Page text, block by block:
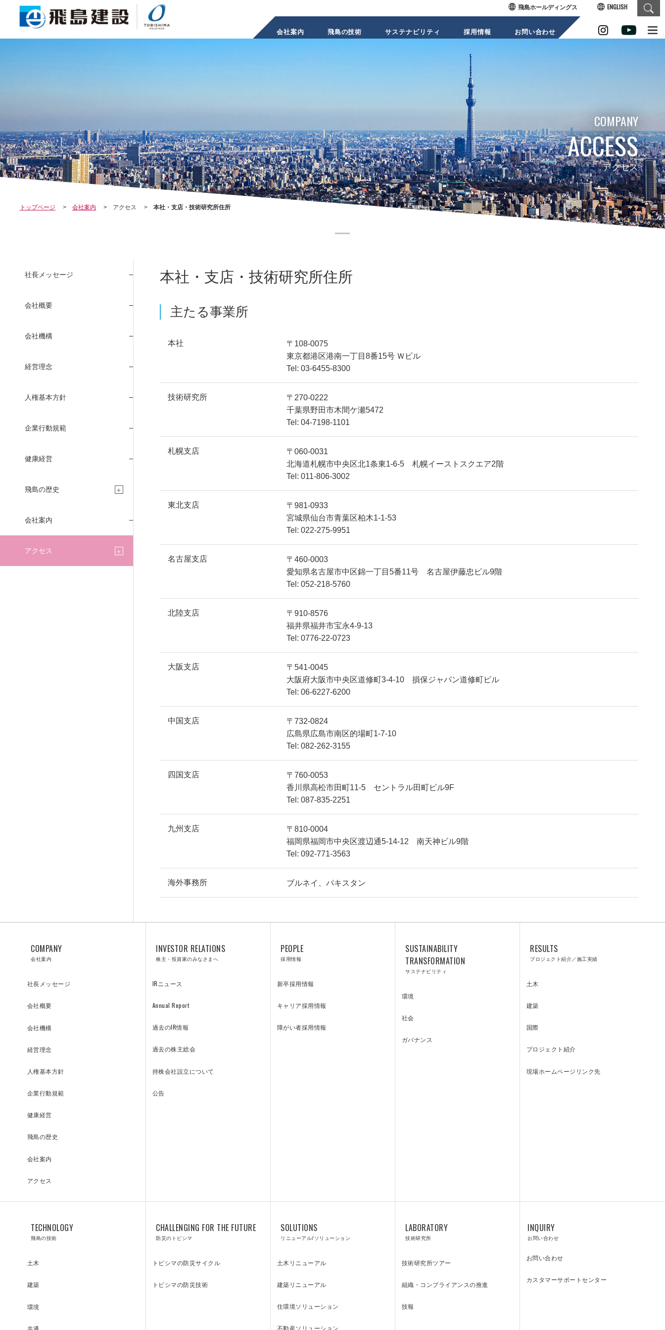
会社案内 飛島の技術 サステナビリティ 採用情報 お問い合わせ
飛島ホールディングス ENGLISH
COMPANY
会社案内
INVESTOR
RELATIONS
SUSTAINABI
LITY
TRANSFOR
CONCIERGE PEOPLE
ANTARCTIC
A
飛島╳南極
TECHNOLO
GY
CHALLENGI
NG FOR THE
FUTURE
防災のトビシマ
SOLUTIONS
リニューアル／ソリューション
LABORATOR CUSTOMER
SUPPORT
INQUIRY
COMPANY
ACCESS
アクセス
トップページ 会社案内 アクセス 本社・支店・技術研究所住所
本社・支店・技術研究所住所
主たる事業所
本社
〒108-0075
東京都港区港南一丁目8番15号 Ｗビル
Tel: 03-6455-8300
技術研究所
〒270-0222
千葉県野田市木間ケ瀬5472
Tel: 04-7198-1101
札幌支店
〒060-0031
北海道札幌市中央区北1条東1-6-5 札幌イーストスクエア2階
Tel: 011-806-3002
東北支店
〒981-0933
宮城県仙台市青葉区柏木1-1-53
Tel: 022-275-9951
名古屋支店
〒460-0003
愛知県名古屋市中区錦一丁目5番11号 名古屋伊藤忠ビル9階
Tel: 052-218-5760
北陸支店
〒910-8576
福井県福井市宝永4-9-13
Tel: 0776-22-0723
大阪支店
〒541-0045
大阪府大阪市中央区道修町3-4-10 損保ジャパン道修町ビル
Tel: 06-6227-6200
中国支店
〒732-0824
広島県広島市南区的場町1-7-10
Tel: 082-262-3155
四国支店
〒760-0053
香川県高松市田町11-5 セントラル田町ビル9F
Tel: 087-835-2251
九州支店
〒810-0004
福岡県福岡市中央区渡辺通5-14-12 南天神ビル9階
Tel: 092-771-3563
海外事務所 ブルネイ、パキスタン
社長メッセージ
会社概要
会社機構
経営理念
人権基本方針
企業行動規範
健康経営
飛島の歴史
会社案内
アクセス
COMPANY
会社案内
社長メッセージ
会社概要
会社機構
経営理念
人権基本方針
企業行動規範
健康経営
飛島の歴史
会社案内
アクセス
INVESTOR RELATIONS
株主・投資家のみなさまへ
IRニュース
Annual Report
過去のIR情報
過去の株主総会
持株会社設立について
公告
PEOPLE
採用情報
新卒採用情報
キャリア採用情報
障がい者採用情報
SUSTAINABILITY
TRANSFORMATION
サステナビリティ
環境
社会
ガバナンス
RESULTS
プロジェクト紹介／施工実績
土木
建築
国際
プロジェクト紹介
現場ホームページリンク先
TECHNOLOGY
飛島の技術
土木
建築
環境
共通
CHALLENGING FOR THE FUTURE
防災のトビシマ
トビシマの防災サイクル
トビシマの防災技術
SOLUTIONS
リニューアル/ソリューション
土木リニューアル
建築リニューアル
住環境ソリューション
不動産ソリューション
LABORATORY
技術研究所
技術研究所ツアー
組織・コンプライアンスの推進
技報
INQUIRY
お問い合わせ
お問い合わせ
カスタマーサポートセンター